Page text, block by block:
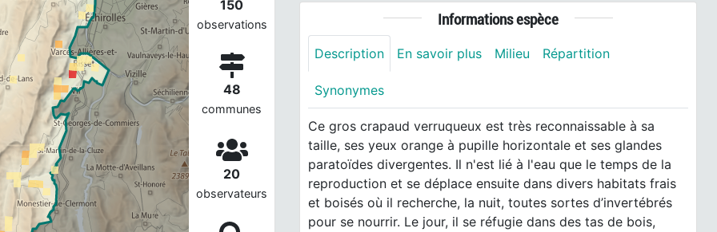
150
observations
48
communes
20
observateurs
Informations espèce
Description En savoir plus Milieu Répartition
Synonymes
Ce gros crapaud verruqueux est très reconnaissable à sa
taille, ses yeux orange à pupille horizontale et ses glandes
paratoïdes divergentes. Il n'est lié à l'eau que le temps de la
reproduction et se déplace ensuite dans divers habitats frais
et boisés où il recherche, la nuit, toutes sortes d’invertébrés
pour se nourrir. Le jour, il se réfugie dans des tas de bois,